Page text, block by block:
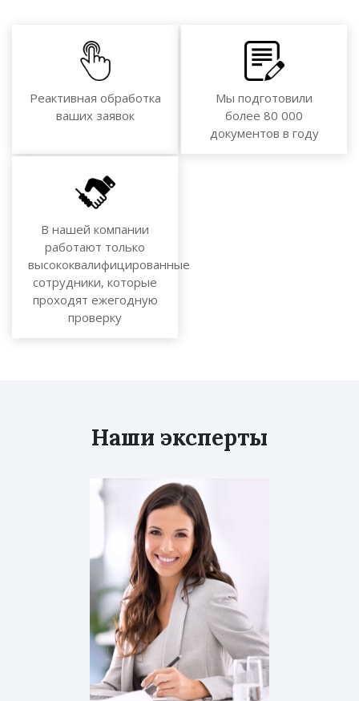
Реактивная обработка
ваших заявок
Мы подготовили
более 80 000
документов в году
В нашей компании
работают только
высококвалифицированные
сотрудники, которые
проходят ежегодную
проверку
Наши эксперты